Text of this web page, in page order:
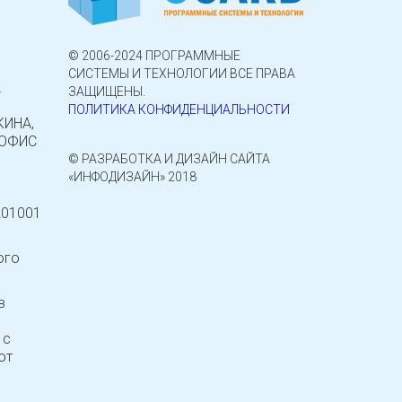
© 2006-2024 ПРОГРАММНЫЕ
СИСТЕМЫ И ТЕХНОЛОГИИ ВСЕ ПРАВА
ЗАЩИЩЕНЫ.
ПОЛИТИКА КОНФИДЕНЦИАЛЬНОСТИ
© РАЗРАБОТКА И ДИЗАЙН САЙТА
«ИНФОДИЗАЙН» 2018